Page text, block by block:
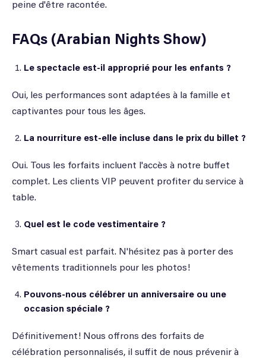
peine d'être racontée.
FAQs (Arabian Nights Show)
Le spectacle est-il approprié pour les enfants ?
Oui, les performances sont adaptées à la famille et
captivantes pour tous les âges.
La nourriture est-elle incluse dans le prix du billet ?
Oui. Tous les forfaits incluent l'accès à notre buffet
complet. Les clients VIP peuvent profiter du service à
table.
Quel est le code vestimentaire ?
Smart casual est parfait. N'hésitez pas à porter des
vêtements traditionnels pour les photos!
Pouvons-nous célébrer un anniversaire ou une
occasion spéciale ?
Définitivement! Nous offrons des forfaits de
célébration personnalisés, il suffit de nous prévenir à